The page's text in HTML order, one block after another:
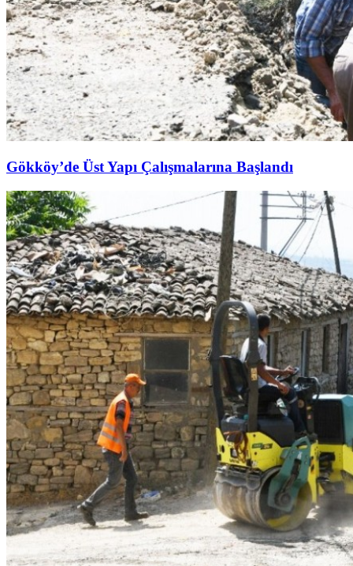
Gökköy’de Üst Yapı Çalışmalarına Başlandı